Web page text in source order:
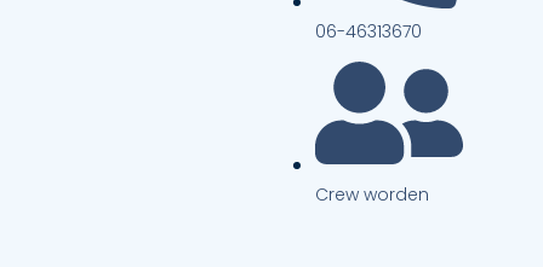
06-46313670
Crew worden